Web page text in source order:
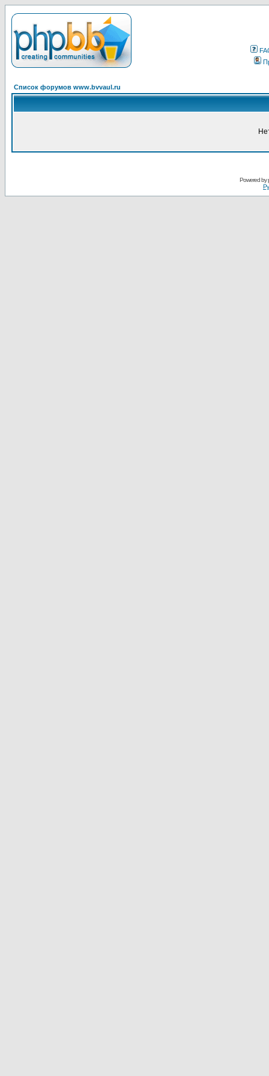
Список форумов www.bvvaul.ru
Powered by